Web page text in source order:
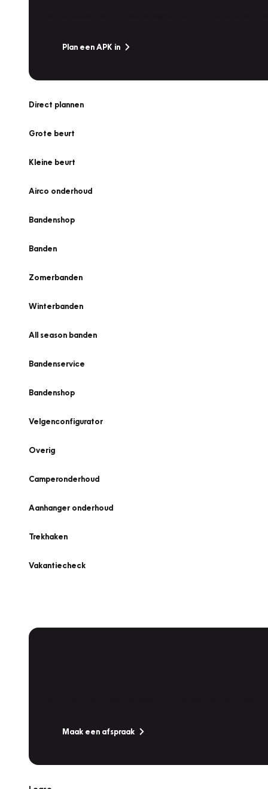
Plan een APK in
Direct plannen
Grote beurt
Kleine beurt
Airco onderhoud
Bandenshop
Banden
Zomerbanden
Winterbanden
All season banden
Bandenservice
Bandenshop
Velgenconfigurator
Overig
Camperonderhoud
Aanhanger onderhoud
Trekhaken
Vakantiecheck
Maak een afspraak